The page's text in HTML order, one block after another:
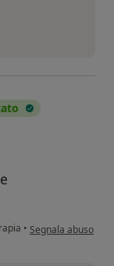
• secondo l'opinione
Segnala abuso